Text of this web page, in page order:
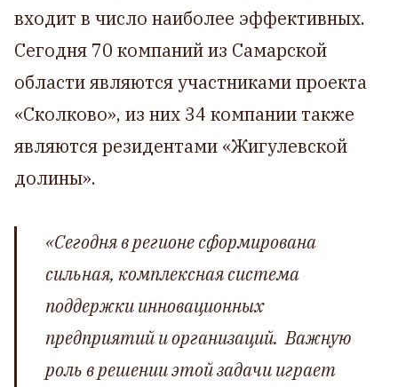
входит в число наиболее эффективных.
Сегодня 70 компаний из Самарской
области являются участниками проекта
«Сколково», из них 34 компании также
являются резидентами «Жигулевской
долины».
«Сегодня в регионе сформирована
сильная, комплексная система
поддержки инновационных
предприятий и организаций. Важную
роль в решении этой задачи играет